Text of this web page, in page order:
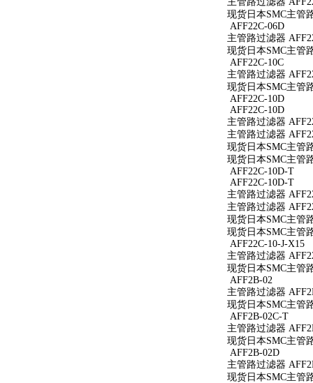
现货日本SMC主管
AFF22C-06D
主管路过滤器
现货日本SMC主管
AFF22C-10C
主管路过滤器
现货日本SMC主管
AFF22C-10D
AFF22C-10D
主管路过滤器
主管路过滤器
现货日本SMC主管
现货日本SMC主管
AFF22C-10D-T
AFF22C-10D-T
主管路过滤器
主管路过滤器
现货日本SMC主管
现货日本SMC主管
AFF22C-10-J-X15
主管路过滤器
现货日本SMC主管
AFF2B-02
主管路过滤器
现货日本SMC主管
AFF2B-02C-T
主管路过滤器
现货日本SMC主管
AFF2B-02D
主管路过滤器
现货日本SMC主管